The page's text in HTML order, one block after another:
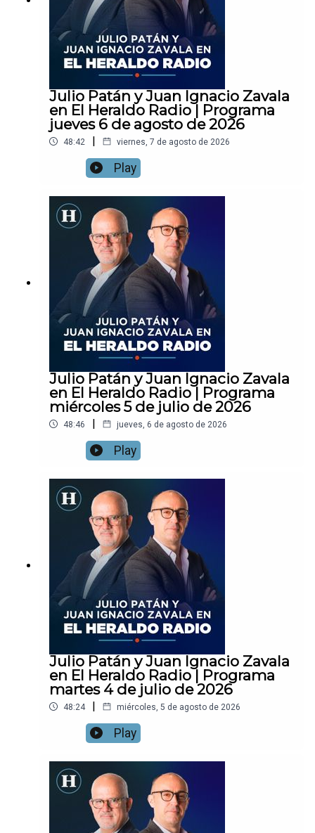
Julio Patán y Juan Ignacio Zavala
en El Heraldo Radio | Programa
jueves 6 de agosto de 2026
48:42 | viernes, 7 de agosto de 2026
Play
Julio Patán y Juan Ignacio Zavala
en El Heraldo Radio | Programa
miércoles 5 de julio de 2026
48:46 | jueves, 6 de agosto de 2026
Play
Julio Patán y Juan Ignacio Zavala
en El Heraldo Radio | Programa
martes 4 de julio de 2026
48:24 | miércoles, 5 de agosto de 2026
Play